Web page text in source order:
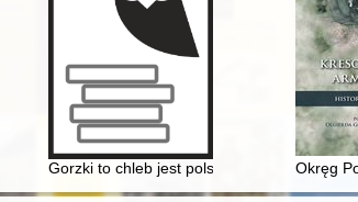
w wyborze : (1 stycznia 2023 - 31 grudnia
Gorzki to chleb jest polskość?" : raport na
Okręg